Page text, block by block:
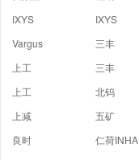
IXYS
IXYS
Vargus
三丰
上工
三丰
上工
北钨
上减
五矿
良时
仁荷INHA